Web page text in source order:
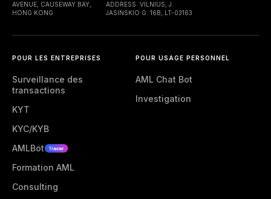
AVENUE, CAUSEWAY BAY,
HONG KONG
ADDRESS: VILNIUS, J.
JASINSKIO G. 16B, LT-03163
POUR LES ENTREPRISES
Surveillance des
transactions
KYT
KYC/KYB
AMLBot
Formation AML
Consulting
POUR USAGE PERSONNEL
AML Chat Bot
Investigation